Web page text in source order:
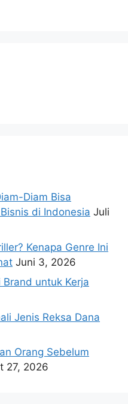
Diam Bisa
di Indonesia Juli
Kenapa Genre Ini
Juni 3, 2026
untuk Kerja
Jenis Reksa Dana
Orang Sebelum
27, 2026